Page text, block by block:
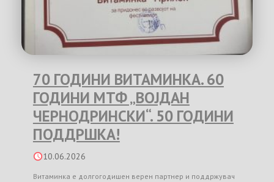
70 ГОДИНИ ВИТАМИНКА. 60
ГОДИНИ МТФ „ВОЈДАН
ЧЕРНОДРИНСКИ“. 50 ГОДИНИ
ПОДДРШКА!
10.06.2026
Витаминка е долгогодишен верен партнер и поддржувач